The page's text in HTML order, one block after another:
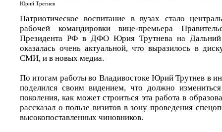
Юрий Третнев
Патриотическое воспитание в вузах стало
рабочей командировки вице-премьера
Президента РФ в ДФО Юрия Трутнева на Дальний
оказалась очень актуальной, что выразилось в
СМИ, и в новых медиа.
По итогам работы во Владивостоке Юрий Трутнев в
поделился своим видением, что должно
поколения, как может строиться эта работа в
рассказал о пользе визитов в зону проведения
высокопоставленных чиновников.